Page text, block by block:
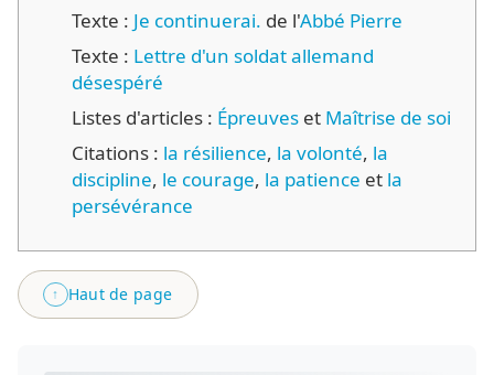
Texte : Je continuerai. de l'Abbé Pierre
Texte : Lettre d'un soldat allemand
désespéré
Listes d'articles : Épreuves et Maîtrise de soi
Citations : la résilience, la volonté, la
discipline, le courage, la patience et la
persévérance
↑ Haut de page